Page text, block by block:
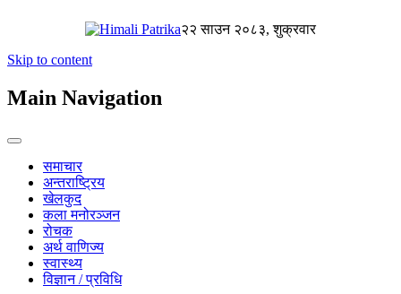
२२ साउन २०८३, शुक्रवार
Skip to content
Main Navigation
समाचार
अन्तराष्ट्रिय
खेलकुद
कला मनोरञ्जन
रोचक
अर्थ वाणिज्य
स्वास्थ्य
विज्ञान / प्रविधि